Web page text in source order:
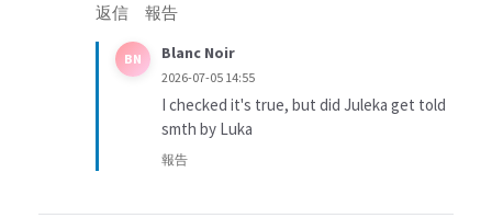
返信 報告
BN Blanc Noir
2026-07-05 14:55
I checked it's true, but did Juleka get told
smth by Luka
報告